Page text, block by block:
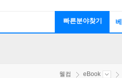
빠른분야찾기
웰컴 eBook